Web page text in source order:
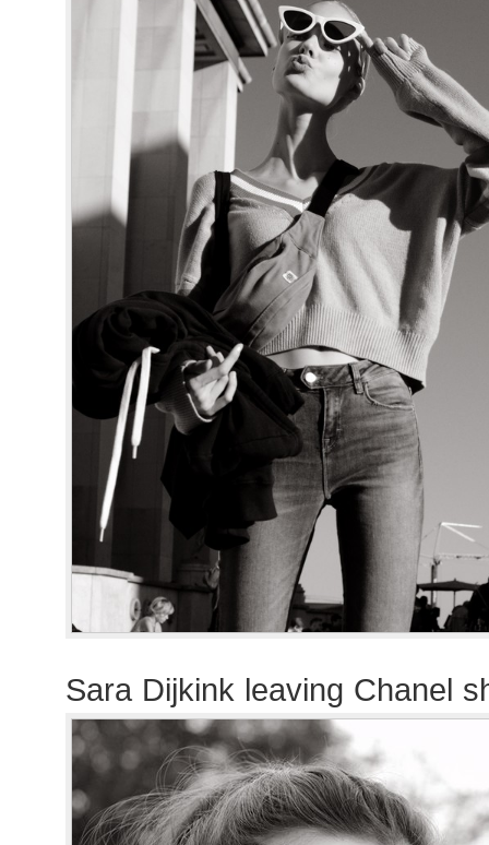
Sara Dijkink leaving Chanel